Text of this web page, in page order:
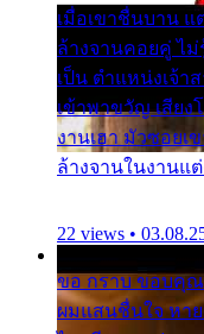
เมื่อเขาชื่นบาน แ
ล้างจานคอยคู่ ไม่
เป็น ตำแหน่งเจ้า
เข้าพาขวัญ เสียง
งานเฮา มัวซอยเ
ล้างจานในงานแต่
22 views •
ขอ กราบ ขอบคุณ
ผมแสนชื่นใจ หาย